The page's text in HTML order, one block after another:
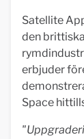
Satellite
den
erbjuder
Space